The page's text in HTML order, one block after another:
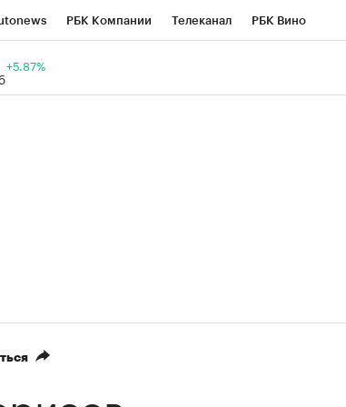
РБК Компании Телеканал РБК Вино
Визионеры
+5.87%